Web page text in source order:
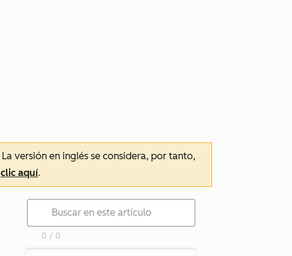
La versión en inglés se considera, por tanto,
clic aquí.
0 / 0